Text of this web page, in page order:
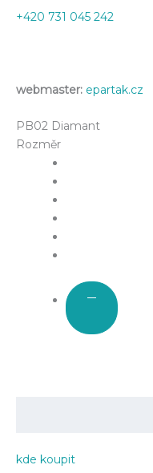
+420 731 045 242
webmaster: epartak.cz
PB02 Diamant
Rozměr
kde koupit